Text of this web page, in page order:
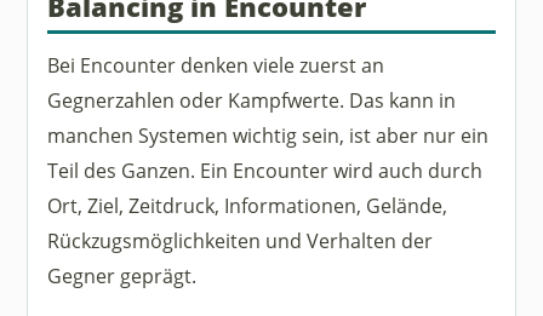
Bei Encounter denken viele zuerst an
Gegnerzahlen oder Kampfwerte. Das kann in
manchen Systemen wichtig sein, ist aber nur ein
Teil des Ganzen. Ein Encounter wird auch durch
Ort, Ziel, Zeitdruck, Informationen, Gelände,
Rückzugsmöglichkeiten und Verhalten der
Gegner geprägt.